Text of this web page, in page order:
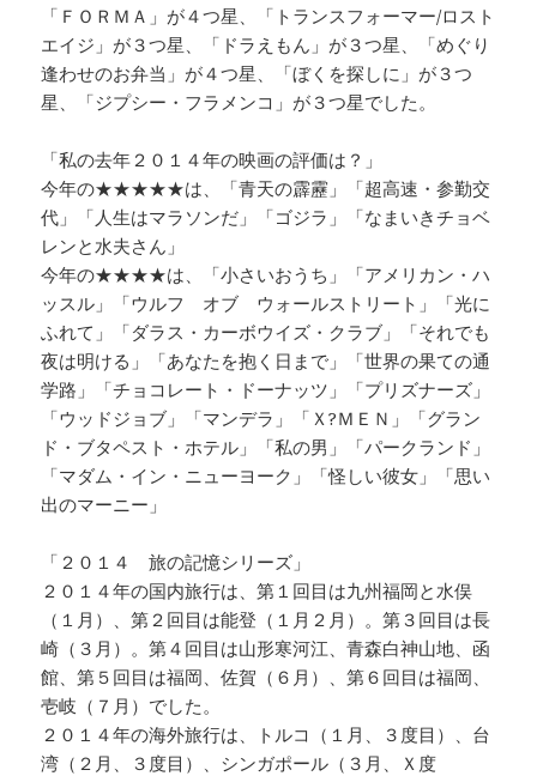
「ＦＯＲＭＡ」が４つ星、「トランスフォーマー/ロスト
エイジ」が３つ星、「ドラえもん」が３つ星、「めぐり
逢わせのお弁当」が４つ星、「ぼくを探しに」が３つ
星、「ジプシー・フラメンコ」が３つ星でした。
「私の去年２０１４年の映画の評価は？」
今年の★★★★★は、「青天の霹靂」「超高速・参勤交
代」「人生はマラソンだ」「ゴジラ」「なまいきチョベ
レンと水夫さん」
今年の★★★★は、「小さいおうち」「アメリカン・ハ
ッスル」「ウルフ オブ ウォールストリート」「光に
ふれて」「ダラス・カーボウイズ・クラブ」「それでも
夜は明ける」「あなたを抱く日まで」「世界の果ての通
学路」「チョコレート・ドーナッツ」「プリズナーズ」
「ウッドジョブ」「マンデラ」「Ｘ?ＭＥＮ」「グラン
ド・ブタペスト・ホテル」「私の男」「パークランド」
「マダム・イン・ニューヨーク」「怪しい彼女」「思い
出のマーニー」
「２０１４ 旅の記憶シリーズ」
２０１４年の国内旅行は、第１回目は九州福岡と水俣
（１月）、第２回目は能登（１月２月）。第３回目は長
崎（３月）。第４回目は山形寒河江、青森白神山地、函
館、第５回目は福岡、佐賀（６月）、第６回目は福岡、
壱岐（７月）でした。
２０１４年の海外旅行は、トルコ（１月、３度目）、台
湾（２月、３度目）、シンガポール（３月、Ｘ度